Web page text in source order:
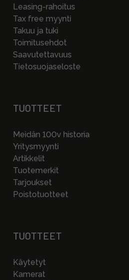
Leasing-rahoitus
Tax free myynti
Takuu ja tuki
Toimitusehdot
Saavutettavuus
Tietosuojaseloste
TUOTTEET
Meidän 100v historia
Yritysmyynti
Artikkelit
Tuotemerkit
Tarjoukset
Poistotuotteet
TUOTTEET
Käytetyt
Kamerat